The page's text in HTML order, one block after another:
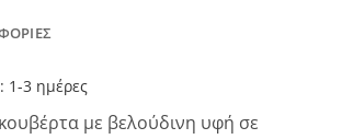
1-3 ημέρες
με βελούδινη υφή σε